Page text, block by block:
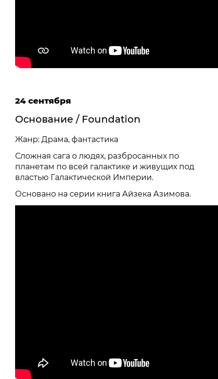
24 сентября
Основание / Foundation
Жанр: Драма, фантастика
Сложная сага о людях, разбросанных по
планетам по всей галактике и живущих под
властью Галактической Империи.
Основано на серии книга Айзека Азимова.